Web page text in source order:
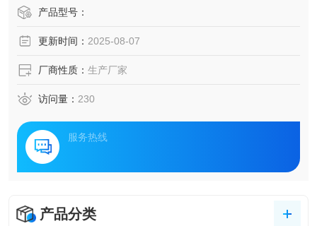
产品型号：
更新时间： 2025-08-07
厂商性质： 生产厂家
访问量： 230
服务热线
产品分类